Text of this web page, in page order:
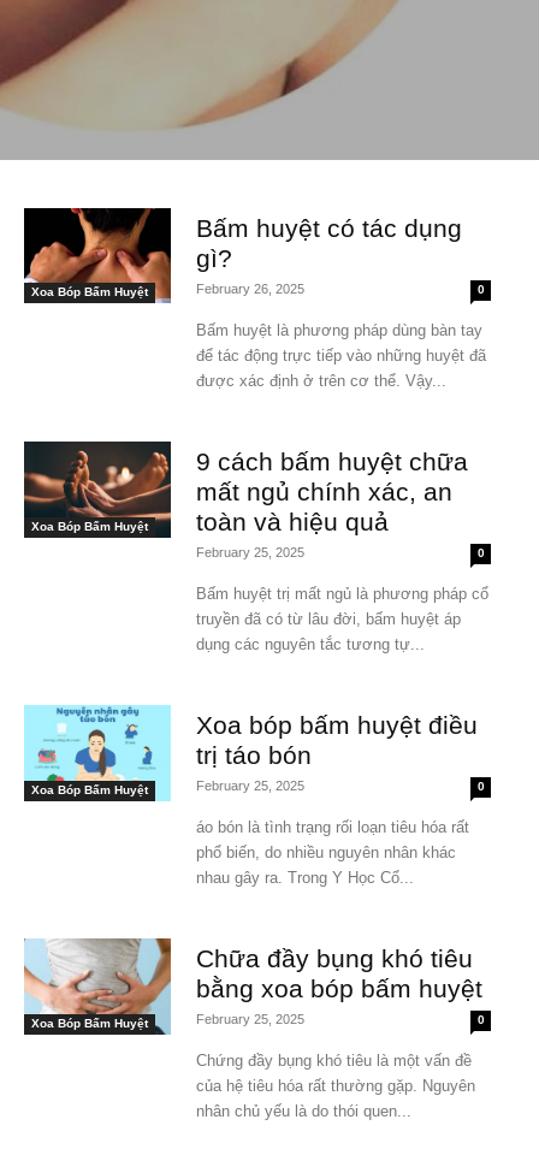
Xoa Bóp Bấm Huyệt
Bấm huyệt có tác dụng
gì?
February 26, 2025 0
Bấm huyệt là phương pháp dùng bàn tay
để tác động trực tiếp vào những huyệt đã
được xác định ở trên cơ thể. Vậy...
Xoa Bóp Bấm Huyệt
9 cách bấm huyệt chữa
mất ngủ chính xác, an
toàn và hiệu quả
February 25, 2025 0
Bấm huyệt trị mất ngủ là phương pháp cổ
truyền đã có từ lâu đời, bấm huyệt áp
dụng các nguyên tắc tương tự...
Xoa Bóp Bấm Huyệt
Xoa bóp bấm huyệt điều
trị táo bón
February 25, 2025 0
áo bón là tình trạng rối loạn tiêu hóa rất
phổ biến, do nhiều nguyên nhân khác
nhau gây ra. Trong Y Học Cổ...
Xoa Bóp Bấm Huyệt
Chữa đầy bụng khó tiêu
bằng xoa bóp bấm huyệt
February 25, 2025 0
Chứng đầy bụng khó tiêu là một vấn đề
của hệ tiêu hóa rất thường gặp. Nguyên
nhân chủ yếu là do thói quen...